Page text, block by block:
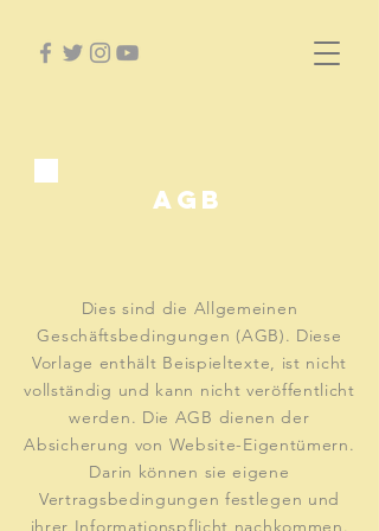
AGB
Dies sind die Allgemeinen
Geschäftsbedingungen (AGB). Diese
Vorlage enthält Beispieltexte, ist nicht
vollständig und kann nicht veröffentlicht
werden. Die AGB dienen der
Absicherung von Website-Eigentümern.
Darin können sie eigene
Vertragsbedingungen festlegen und
ihrer Informationspflicht nachkommen.